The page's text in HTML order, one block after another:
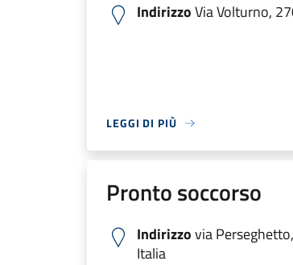
IndirizzoVia Volturno,
LEGGI DI PIÙ
Pronto soccorso
Indirizzovia
Italia